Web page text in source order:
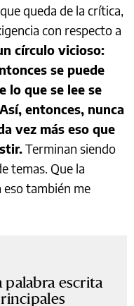
queda de la crítica,
con respecto a
círculo vicioso:
se puede
lo que se lee se
entonces, nunca
vez más eso que
Terminan siendo
temas. Que la
eso también me
palabra escrita